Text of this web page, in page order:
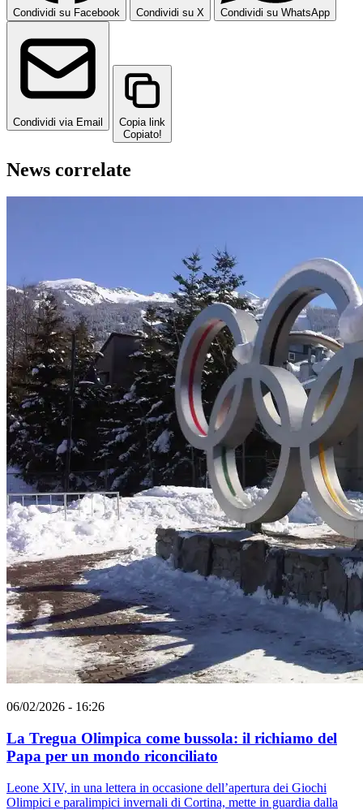
Condividi su Facebook Condividi su X Condividi su WhatsApp
Condividi via Email
Copia link
Copiato!
News correlate
06/02/2026 - 16:26
La Tregua Olimpica come bussola: il richiamo del
Papa per un mondo riconciliato
Leone XIV, in una lettera in occasione dell’apertura dei Giochi
Olimpici e paralimpici invernali di Cortina, mette in guardia dalla